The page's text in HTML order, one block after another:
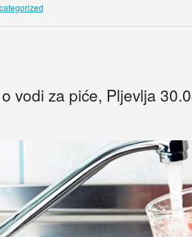
vodi za piće, Pljevlja